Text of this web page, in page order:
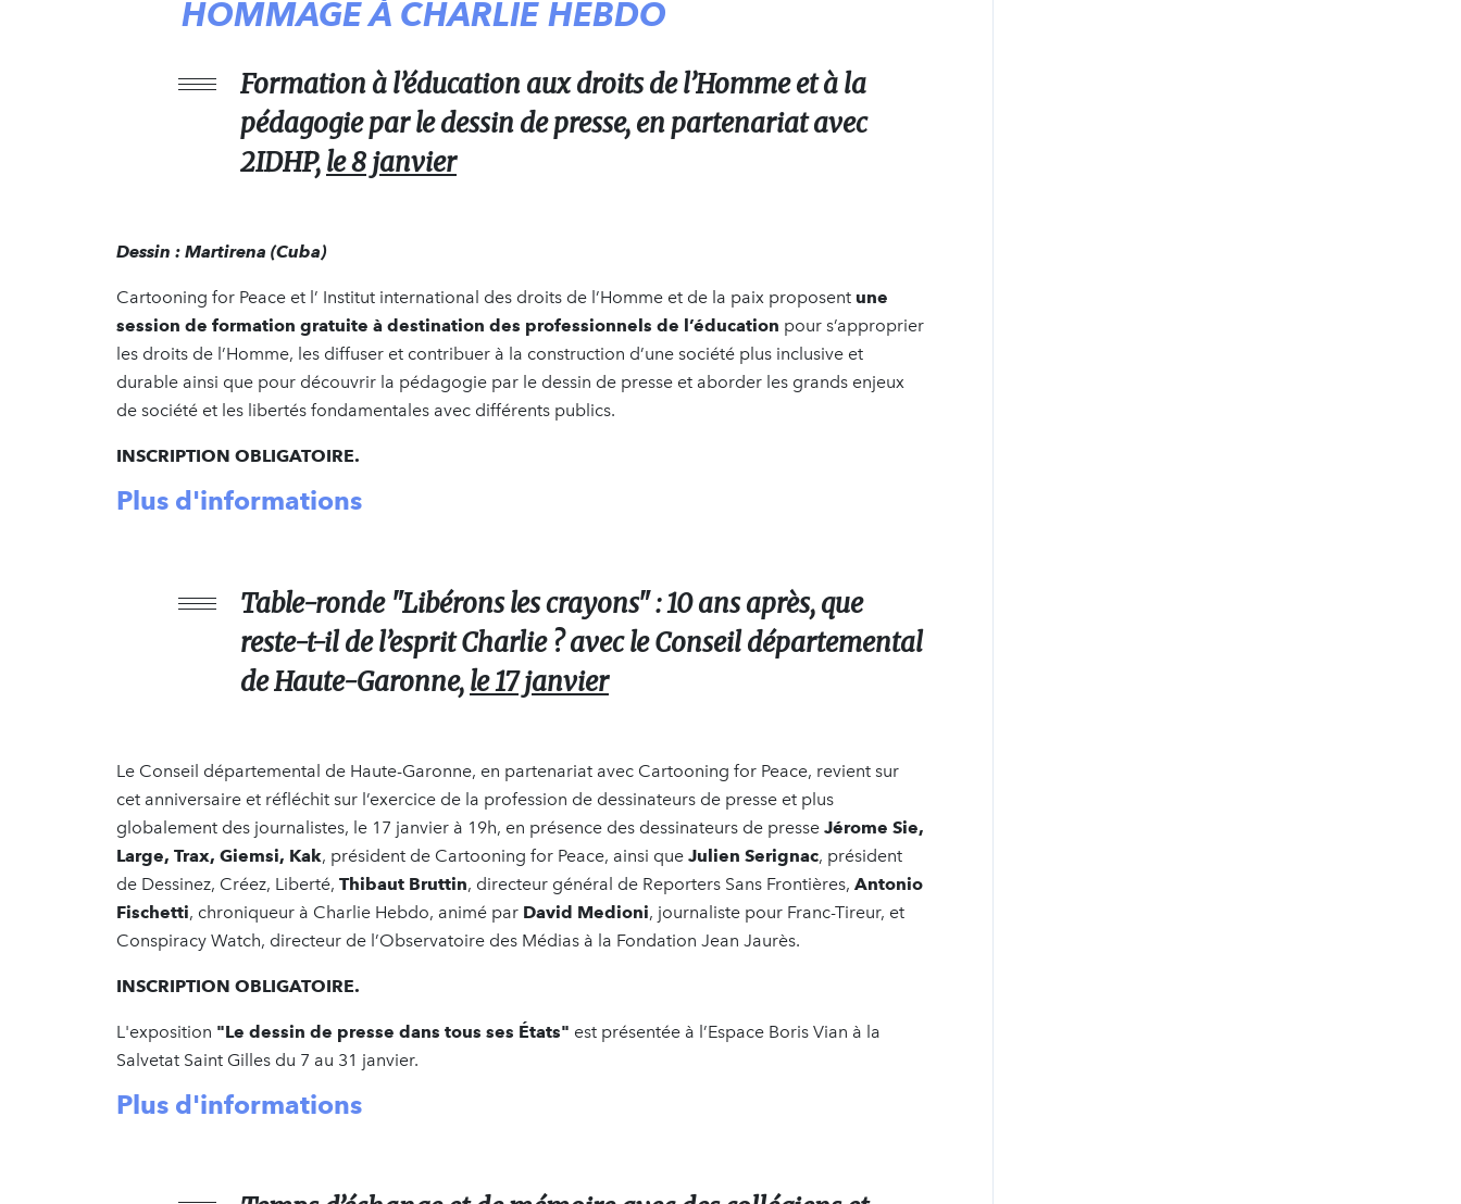
HOMMAGE À CHARLIE HEBDO
Formation à l’éducation aux droits de l’Homme et à la
pédagogie par le dessin de presse, en partenariat avec
2IDHP,le 8 janvier
Dessin : Martirena (Cuba)
Cartooning for Peace et l’ Institut international des droits de l’Homme et de la paix proposent une
session de formation gratuite à destination des professionnels de l’éducation pour s’approprier
les droits de l’Homme, les diffuser et contribuer à la construction d’une société plus inclusive et
durable ainsi que pour découvrir la pédagogie par le dessin de presse et aborder les grands enjeux
de société et les libertés fondamentales avec différents publics.
INSCRIPTION OBLIGATOIRE.
Plus d'informations
Table-ronde "Libérons les crayons" : 10 ans après, que
reste-t-il de l’esprit Charlie ? avec le Conseil départemental
de Haute-Garonne,le 17 janvier
Le Conseil départemental de Haute-Garonne, en partenariat avec Cartooning for Peace, revient sur
cet anniversaire et réfléchit sur l’exercice de la profession de dessinateurs de presse et plus
globalement des journalistes, le 17 janvier à 19h, en présence des dessinateurs de presse Jérome Sie,
Large, Trax, Giemsi, Kak, président de Cartooning for Peace, ainsi que Julien Serignac, président
de Dessinez, Créez, Liberté, Thibaut Bruttin, directeur général de Reporters Sans Frontières, Antonio
Fischetti, chroniqueur à Charlie Hebdo, animé par David Medioni, journaliste pour Franc-Tireur, et
Conspiracy Watch, directeur de l’Observatoire des Médias à la Fondation Jean Jaurès.
INSCRIPTION OBLIGATOIRE.
L'exposition "Le dessin de presse dans tous ses États" est présentée à l’Espace Boris Vian à la
Salvetat Saint Gilles du 7 au 31 janvier.
Plus d'informations